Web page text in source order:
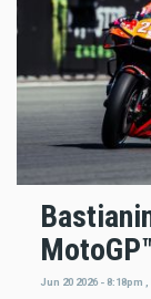
Jun 20 2026 - 8:18pm